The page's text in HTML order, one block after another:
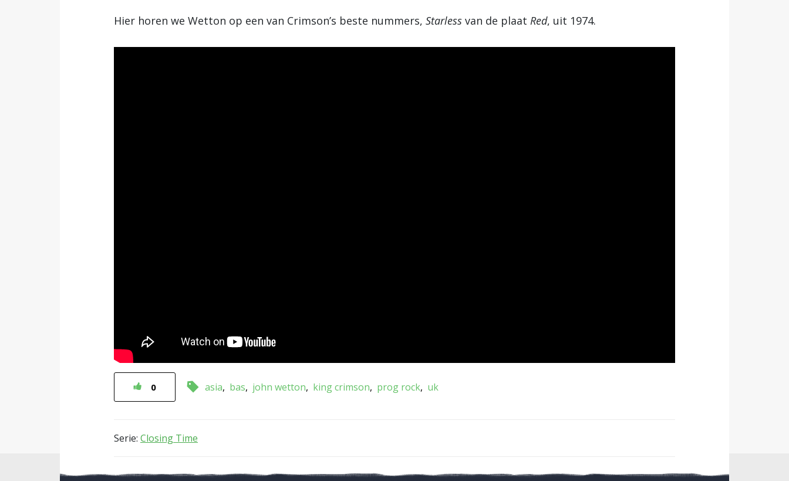
Hier horen we Wetton op een van Crimson’s beste nummers, Starless van de plaat Red, uit 1974.
0 asia bas john wetton king crimson prog rock uk
Serie: Closing Time